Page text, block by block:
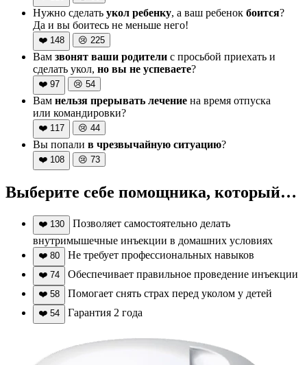
Нужно сделать укол ребенку, а ваш ребенок боится?
Да и вы боитесь не меньше него!
❤️ 148 😢 225
Вам звонят ваши родители с просьбой приехать и
сделать укол, но вы не успеваете?
❤️ 97 😢 54
Вам нельзя прерывать лечение на время отпуска
или командировки?
❤️ 117 😢 44
Вы попали в чрезвычайную ситуацию?
❤️ 108 😢 73
Выберите себе помощника, который…
❤️ 130
Позволяет самостоятельно делать
внутримышечные инъекции в домашних условиях
❤️ 80 Не требует профессиональных навыков
❤️ 74 Обеспечивает правильное проведение инъекции
❤️ 58 Помогает снять страх перед уколом у детей
❤️ 54 Гарантия 2 года